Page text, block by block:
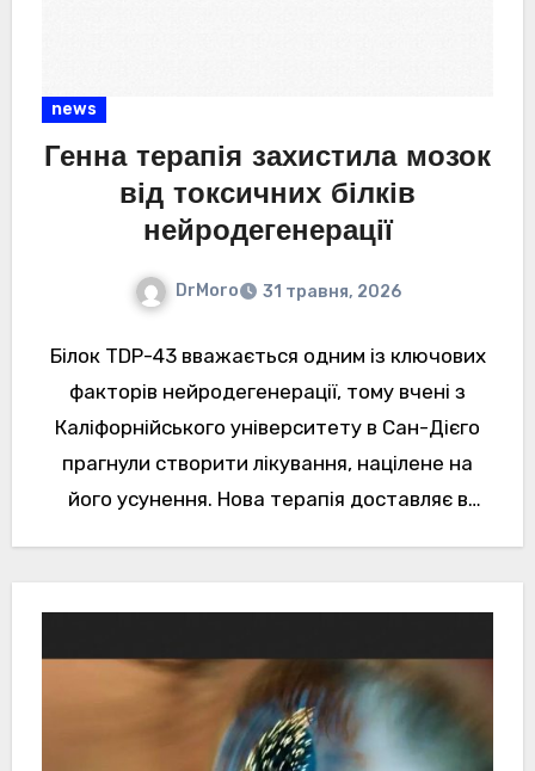
news
Генна терапія захистила мозок
від токсичних білків
нейродегенерації
DrMoro 31 травня, 2026
Білок TDP-43 вважається одним із ключових
факторів нейродегенерації, тому вчені з
Каліфорнійського університету в Сан-Дієго
прагнули створити лікування, націлене на
його усунення. Нова терапія доставляє в